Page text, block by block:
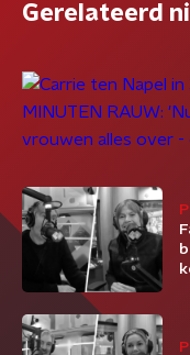
Gerelateerd